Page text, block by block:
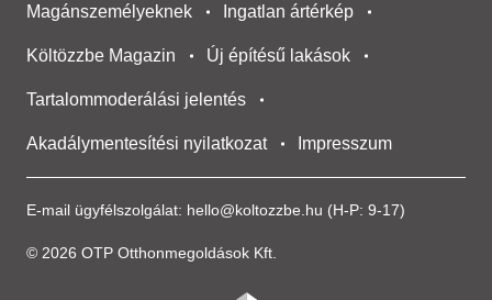
E-mail ügyfélszolgálat: hello@koltozzbe.hu (H-P: 9-17)
© 2026 OTP Otthonmegoldások Kft.
Magánszemélyeknek Ingatlan ártérkép
Költözzbe Magazin Új építésű lakások
Tartalommoderálási jelentés
Akadálymentesítési nyilatkozat Impresszum